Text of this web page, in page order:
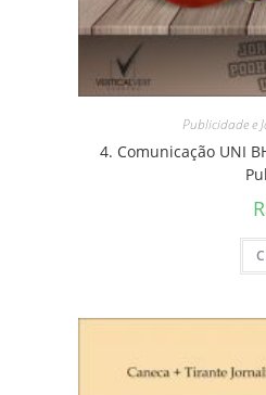
Publicidade e
4. Comunicação UNI